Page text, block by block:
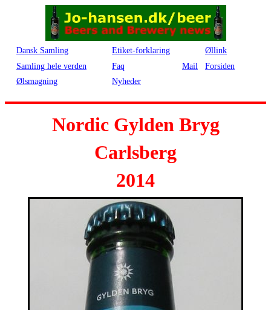
Dansk Samling Etiket-forklaring
Øllink
Samling hele verden
Faq Mail
Forsiden
Ølsmagning
Nyheder
Nordic Gylden Bryg
Carlsberg
2014